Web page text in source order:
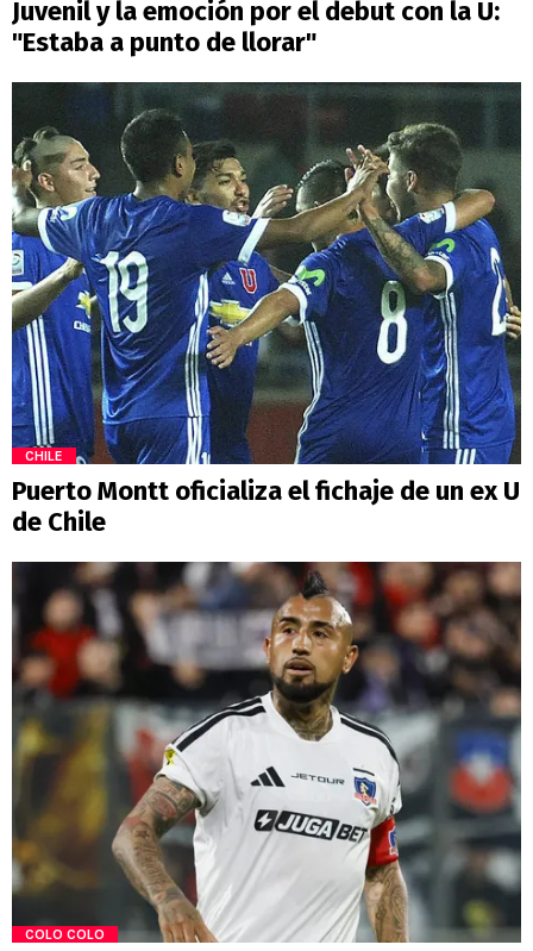
Juvenil y la emoción por el debut con la U:
"Estaba a punto de llorar"
CHILE
Puerto Montt oficializa el fichaje de un ex U
de Chile
COLO COLO